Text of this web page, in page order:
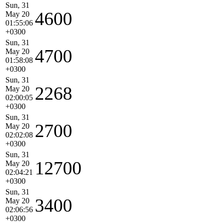
Sun, 31
May 20
01:55:06
+0300
4600
Sun, 31
May 20
01:58:08
+0300
4700
Sun, 31
May 20
02:00:05
+0300
2268
Sun, 31
May 20
02:02:08
+0300
2700
Sun, 31
May 20
02:04:21
+0300
12700
Sun, 31
May 20
02:06:56
+0300
3400